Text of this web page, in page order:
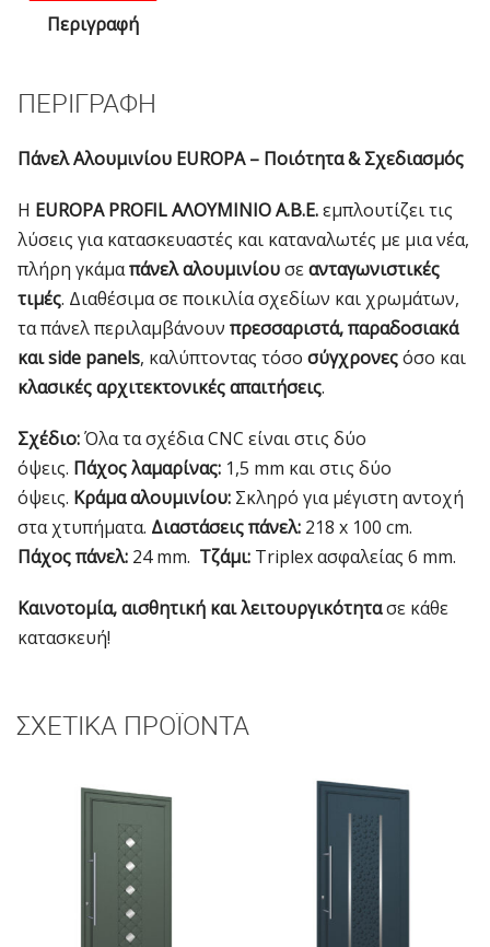
Περιγραφή
ΠΕΡΙΓΡΑΦΉ
Πάνελ Αλουμινίου EUROPA – Ποιότητα & Σχεδιασμός
Η EUROPA PROFIL ΑΛΟΥΜΙΝΙΟ Α.Β.Ε.εμπλουτίζει τις
λύσεις για κατασκευαστές και καταναλωτές με μια νέα,
πλήρη γκάμαπάνελ αλουμινίουσεανταγωνιστικές
τιμές. Διαθέσιμα σε ποικιλία σχεδίων και χρωμάτων,
τα πάνελ περιλαμβάνουν πρεσσαριστά, παραδοσιακά
και side panels, καλύπτοντας τόσο σύγχρονεςόσο και
κλασικές αρχιτεκτονικές απαιτήσεις.
Σχέδιο:Όλα τα σχέδια CNC είναι στις δύο
όψεις. Πάχος λαμαρίνας: 1,5 mm και στις δύο
όψεις. Κράμα αλουμινίου: Σκληρό για μέγιστη αντοχή
στα χτυπήματα. Διαστάσεις πάνελ: 218 x 100 cm.
Πάχος πάνελ: 24 mm. Τζάμι: Triplex ασφαλείας 6 mm.
Καινοτομία, αισθητική και λειτουργικότητασε κάθε
κατασκευή!
ΣΧΕΤΙΚΆ ΠΡΟΪΌΝΤΑ